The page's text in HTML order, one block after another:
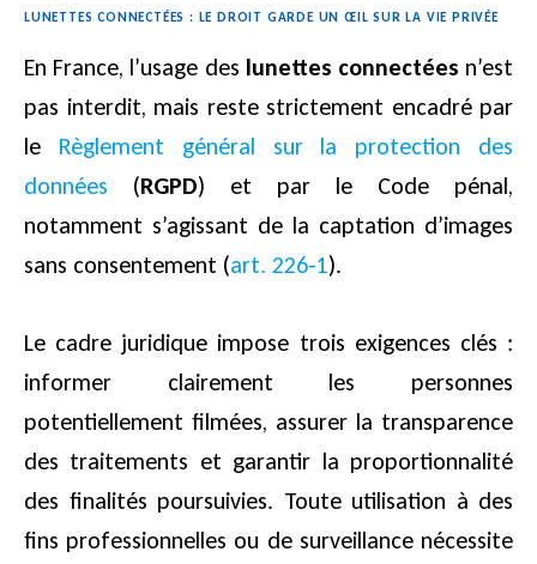
LUNETTES CONNECTÉES : LE DROIT GARDE UN ŒIL SUR LA VIE PRIVÉE
En France, l’usage des lunettes connectées n’est
pas interdit, mais reste strictement encadré par
le Règlement général sur la protection des
données (RGPD) et par le Code pénal,
notamment s’agissant de la captation d’images
sans consentement (art. 226-1).
Le cadre juridique impose trois exigences clés :
informer clairement les personnes
potentiellement filmées, assurer la transparence
des traitements et garantir la proportionnalité
des finalités poursuivies. Toute utilisation à des
fins professionnelles ou de surveillance nécessite